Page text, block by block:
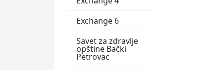
Exchange 6
Savet za zdravlje
opštine Bački
Petrovac